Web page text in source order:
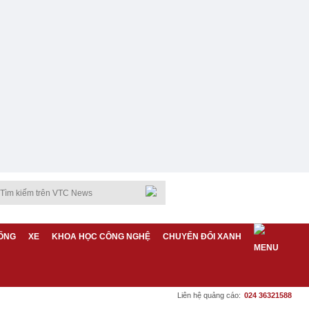
XE KHOA HỌC CÔNG NGHỆ CHUYỂN ĐỔI XANH
Liên hệ quảng cáo: 024 36321588